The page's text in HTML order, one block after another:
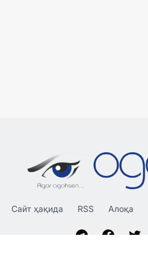
Сайт ҳақида RSS Алоқа